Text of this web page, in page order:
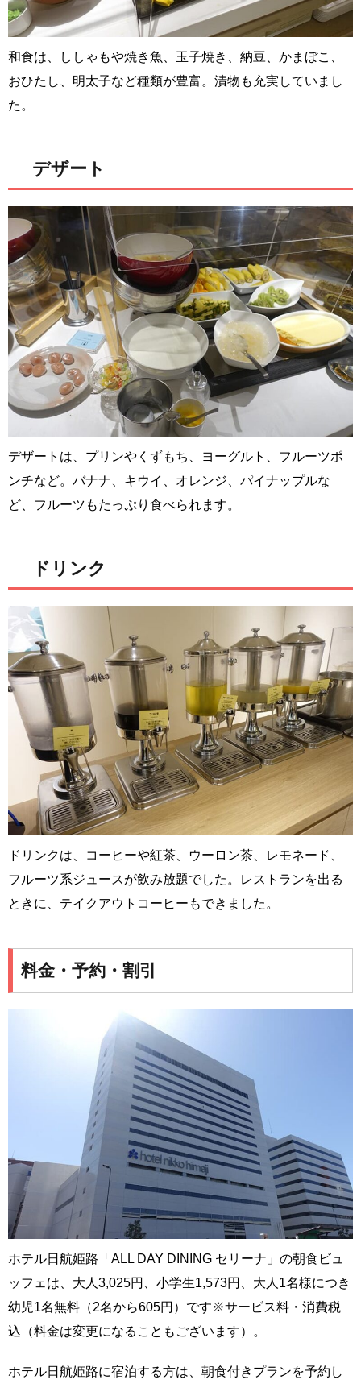
和食は、ししゃもや焼き魚、玉子焼き、納豆、かまぼこ、
おひたし、明太子など種類が豊富。漬物も充実していまし
た。
デザート
デザートは、プリンやくずもち、ヨーグルト、フルーツポ
ンチなど。バナナ、キウイ、オレンジ、パイナップルな
ど、フルーツもたっぷり食べられます。
ドリンク
ドリンクは、コーヒーや紅茶、ウーロン茶、レモネード、
フルーツ系ジュースが飲み放題でした。レストランを出る
ときに、テイクアウトコーヒーもできました。
料金・予約・割引
ホテル日航姫路「ALL DAY DINING セリーナ」の朝食ビュ
ッフェは、大人3,025円、小学生1,573円、大人1名様につき
幼児1名無料（2名から605円）です※サービス料・消費税
込（料金は変更になることもございます）。
ホテル日航姫路に宿泊する方は、朝食付きプランを予約し